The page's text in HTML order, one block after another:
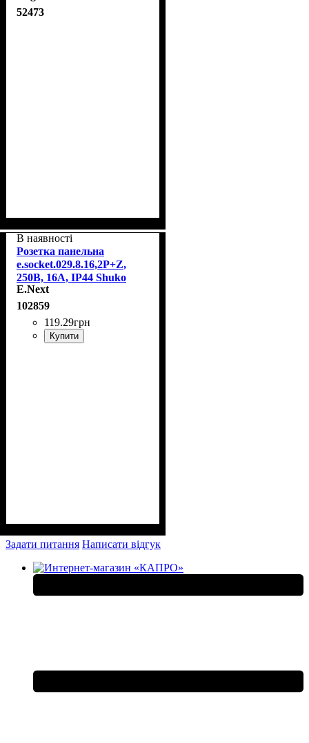
52473
В наявності
Розетка панельна
e.socket.029.8.16,2Р+Z,
250В, 16А, IP44 Shuko
E.Next p012023
E.Next
102859
119.29грн
Купити
Задати питання Написати відгук